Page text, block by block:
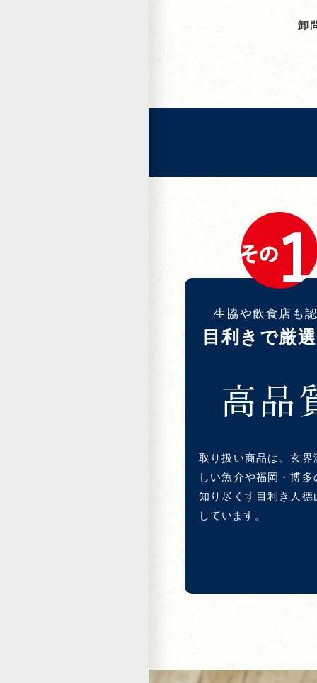
卸
生協や飲食店も
目利きで厳
高品
取り扱い商品は、玄界
しい魚介や福岡・博多
知り尽くす目利き人德
しています。